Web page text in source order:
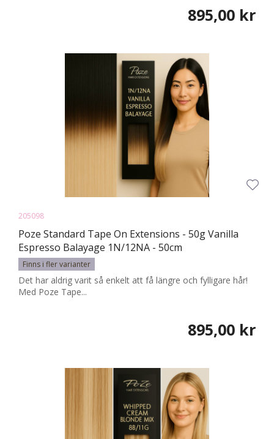
895,00 kr
205098
Poze Standard Tape On Extensions - 50g Vanilla
Espresso Balayage 1N/12NA - 50cm
Finns i fler varianter
Det har aldrig varit så enkelt att få längre och fylligare hår!
Med Poze Tape...
895,00 kr